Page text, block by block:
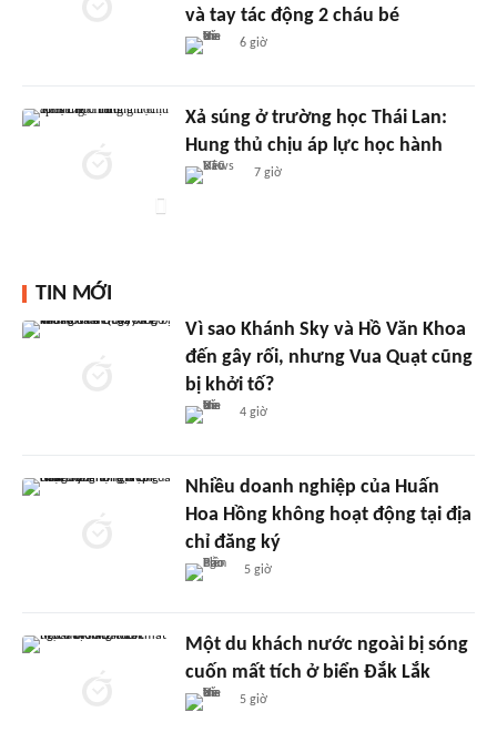
và tay tác động 2 cháu bé
6 giờ
Xả súng ở trường học Thái Lan:
Hung thủ chịu áp lực học hành
7 giờ
TIN MỚI
Vì sao Khánh Sky và Hồ Văn Khoa
đến gây rối, nhưng Vua Quạt cũng
bị khởi tố?
4 giờ
Nhiều doanh nghiệp của Huấn
Hoa Hồng không hoạt động tại địa
chỉ đăng ký
5 giờ
Một du khách nước ngoài bị sóng
cuốn mất tích ở biển Đắk Lắk
5 giờ